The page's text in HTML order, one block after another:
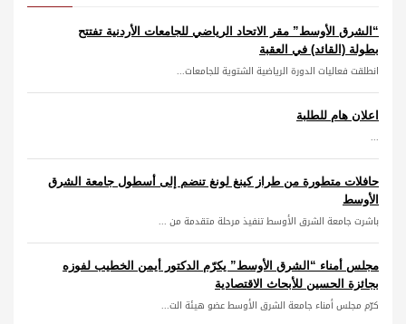
“الشرق الأوسط” مقر الاتحاد الرياضي للجامعات الأردنية تفتتح
بطولة (القائد) في العقبة
انطلقت فعاليات الدورة الرياضية الشتوية للجامعات...
اعلان هام للطلبة
...
حافلات متطورة من طراز كينغ لونغ تنضم إلى أسطول جامعة الشرق
الأوسط
باشرت جامعة الشرق الأوسط تنفيذ مرحلة متقدمة من ...
مجلس أمناء “الشرق الأوسط” يكرّم الدكتور أيمن الخطيب لفوزه
بجائزة الحسين للأبحاث الاقتصادية
كرّم مجلس أمناء جامعة الشرق الأوسط عضو هيئة الت...